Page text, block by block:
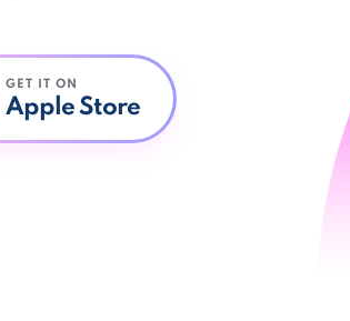
GET IT ON
Apple Store